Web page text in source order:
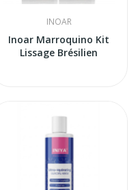
INOAR
Inoar Marroquino Kit
Lissage Brésilien